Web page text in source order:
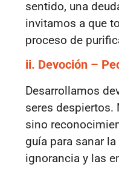
sentido, una
invitamos a que
proceso de
ii. Devoción –
Desarrollamos
seres despiertos.
sino
guía para sanar
ignorancia y las